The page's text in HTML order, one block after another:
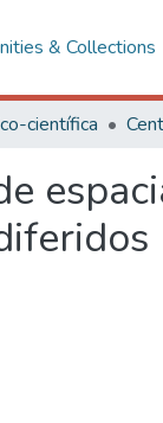
& Collections
científica